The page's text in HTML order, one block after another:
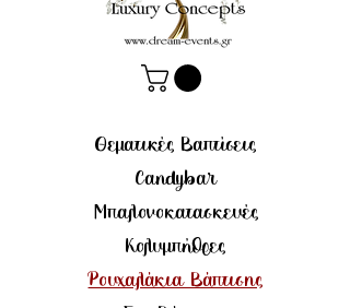
Θεματικές Βαπτίσεις
Candybar
Μπαλονοκατασκευές
Κολυμπήθρες
Ρουχαλάκια Βάπτισης